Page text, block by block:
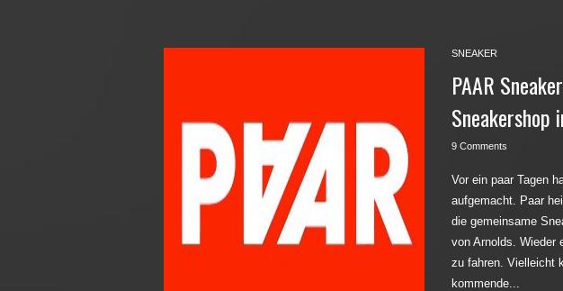
SNEAKER
PAAR
Sneakershop
9 Comments
Vor ein paar Tagen
aufgemacht. Paar
die gemeinsame
von Arnolds. Wieder
zu fahren. Vielleicht
kommende...